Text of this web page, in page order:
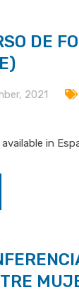
DE
2021
in